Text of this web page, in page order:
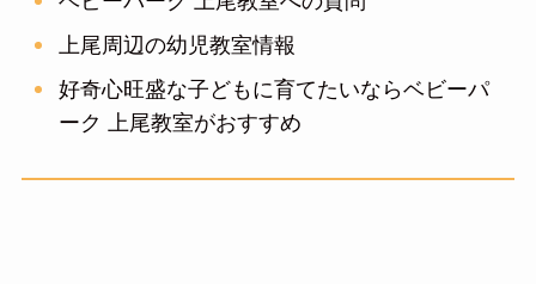
上尾周辺の幼児教室情報
好奇心旺盛な子どもに育てたいならベビーパ
ーク 上尾教室がおすすめ